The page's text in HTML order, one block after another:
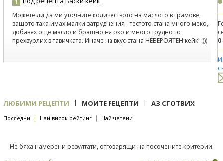
Можете ли да ми уточните количеството на маслото в грамове,
защото така имах малки затруднения - тестото стана много меко,
добавях още масло и брашно на око и много трудно го
прехвурлих в тавичката. Иначе на вкус стана НЕВЕРОЯТЕН кейк! :)))
0
ЛЮБИМИ РЕЦЕПТИ | МОИТЕ РЕЦЕПТИ | АЗ СГОТВИХ
Последни | Най-висок рейтинг | Най-четени
Не бяха намерени резултати, отговарящи на посочените критерии.